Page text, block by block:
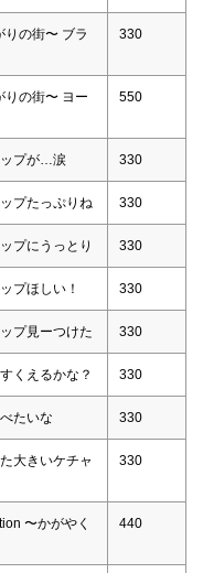
の街〜 ブラ
330
りの街〜 ヨー
550
ップが…涙 330
プたっぷりね 330
プにうっとり 330
プほしい！ 330
プ見ーつけた 330
くえるかな？ 330
たいな 330
大きいケチャ
330
〜かがやく
440